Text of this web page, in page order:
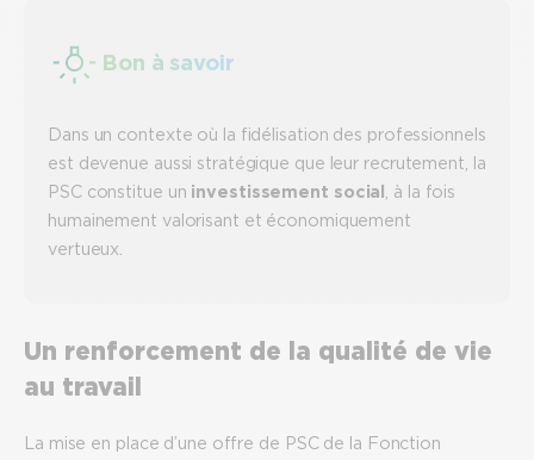
Bon à savoir
Dans un contexte où la fidélisation des professionnels
est devenue aussi stratégique que leur recrutement, la
PSC constitue un investissement social , à la fois
humainement valorisant et économiquement
vertueux.
Un renforcement de la qualité de vie
au travail
La mise en place d’une offre de PSC de la Fonction